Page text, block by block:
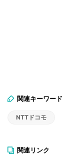
関連キーワード
NTTドコモ
関連リンク